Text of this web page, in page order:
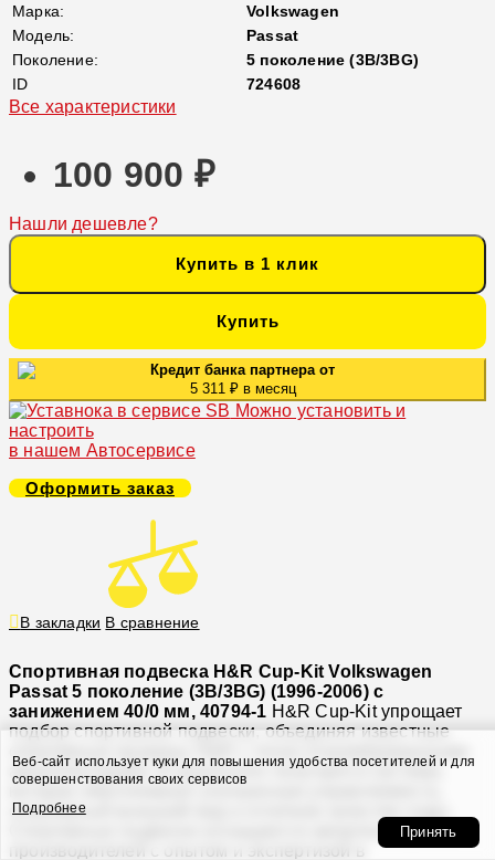
Марка:
Volkswagen
Модель:
Passat
Поколение:
5 поколение (3B/3BG)
ID
724608
Все характеристики
100 900 ₽
Нашли дешевле?
Купить в 1 клик
Купить
Кредит банка партнера от
5 311 ₽ в месяц
Можно установить и
настроить
в нашем Автосервисе
Оформить заказ
В закладки В сравнение
Спортивная подвеска H&R Cup-Kit Volkswagen
Passat 5 поколение (3B/3BG) (1996-2006) с
занижением 40/0 мм, 40794-1 H&R Cup-Kit упрощает
подбор спортивной подвески, объединяя известные
спортивные пружины H&R с точно откалиброванными
амортизаторами. В результате получается система,
которая обеспечивает улучшенную управляемость,
спортивный внешний вид и отличное качество езды.
Спортивные подвески оснащаются амортизаторами
Веб-сайт использует куки для повышения удобства посетителей и для
совершенствования своих сервисов
Подробнее
Принять